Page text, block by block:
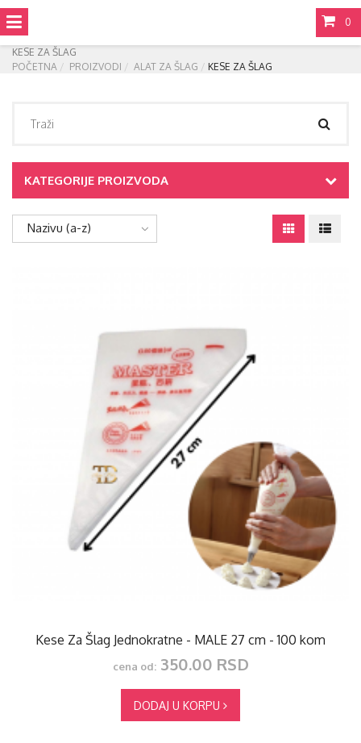
0
KESE ZA ŠLAG
POČETNA
PROIZVODI ALAT ZA ŠLAG KESE ZA ŠLAG
KATEGORIJE PROIZVODA
Nazivu (a-z)
Kese Za Šlag Jednokratne - MALE 27 cm - 100 kom
cena od:350.00 RSD
DODAJ U KORPU